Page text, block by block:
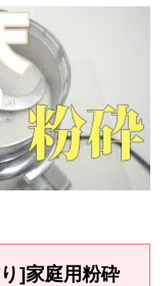
]家庭用粉砕